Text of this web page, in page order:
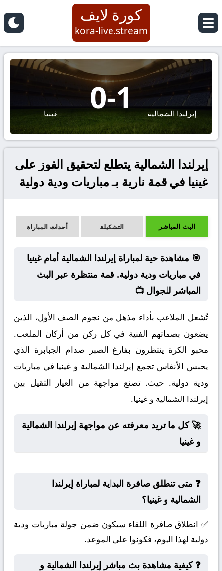
كورة لايف
kora-live.stream
إيرلندا الشمالية 1
-
0 غينيا
إيرلندا الشمالية يتطلع لتحقيق الفوز على
غينيا في قمة نارية بـ مباريات ودية دولية
البث المباشر التشكيلة أحداث المباراة
🎯 مشاهدة حية لمباراة إيرلندا الشمالية أمام غينيا
في مباريات ودية دولية. قمة منتظرة عبر البث
المباشر للجوال 📺
تُشعل الملاعب بأداء مذهل من نجوم الصف الأول، الذين
يضعون بصماتهم الفنية في كل ركن من أركان الملعب.
محبو الكرة ينتظرون بفارغ الصبر صدام الجبابرة الذي
يحبس الأنفاس تجمع إيرلندا الشمالية و غينيا في مباريات
ودية دولية. حيث. تصنع مواجهة من العيار الثقيل بين
إيرلندا الشمالية و غينيا.
🚀 كل ما تريد معرفته عن مواجهة إيرلندا الشمالية
و غينيا
❓ متى تنطلق صافرة البداية لمباراة إيرلندا
الشمالية و غينيا؟
✅ انطلاق صافرة اللقاء سيكون ضمن جولة مباريات ودية
دولية لهذا اليوم، فكونوا على الموعد.
❓ كيفية مشاهدة بث مباشر إيرلندا الشمالية و